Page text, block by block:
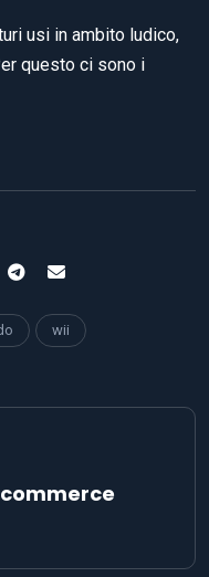
usi in ambito ludico,
questo ci sono i
wii